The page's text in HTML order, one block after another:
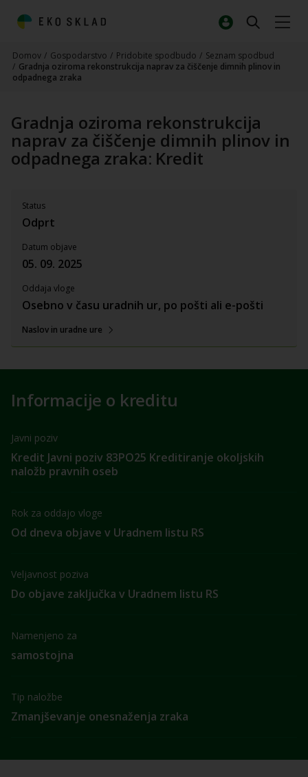
Domov / Gospodarstvo / Pridobite spodbudo / Seznam spodbud
/ Gradnja oziroma rekonstrukcija naprav za čiščenje dimnih plinov in
odpadnega zraka
Gradnja oziroma rekonstrukcija
naprav za čiščenje dimnih plinov in
odpadnega zraka: Kredit
Informacije o kreditu
Javni poziv
Kredit Javni poziv 83PO25 Kreditiranje okoljskih
naložb pravnih oseb
Rok za oddajo vloge
Od dneva objave v Uradnem listu RS
Veljavnost poziva
Do objave zaključka v Uradnem listu RS
Namenjeno za
samostojna
Tip naložbe
Zmanjševanje onesnaženja zraka
Status
Odprt
Datum objave
05. 09. 2025
Oddaja vloge
Osebno v času uradnih ur, po pošti ali e-pošti
Naslov in uradne ure